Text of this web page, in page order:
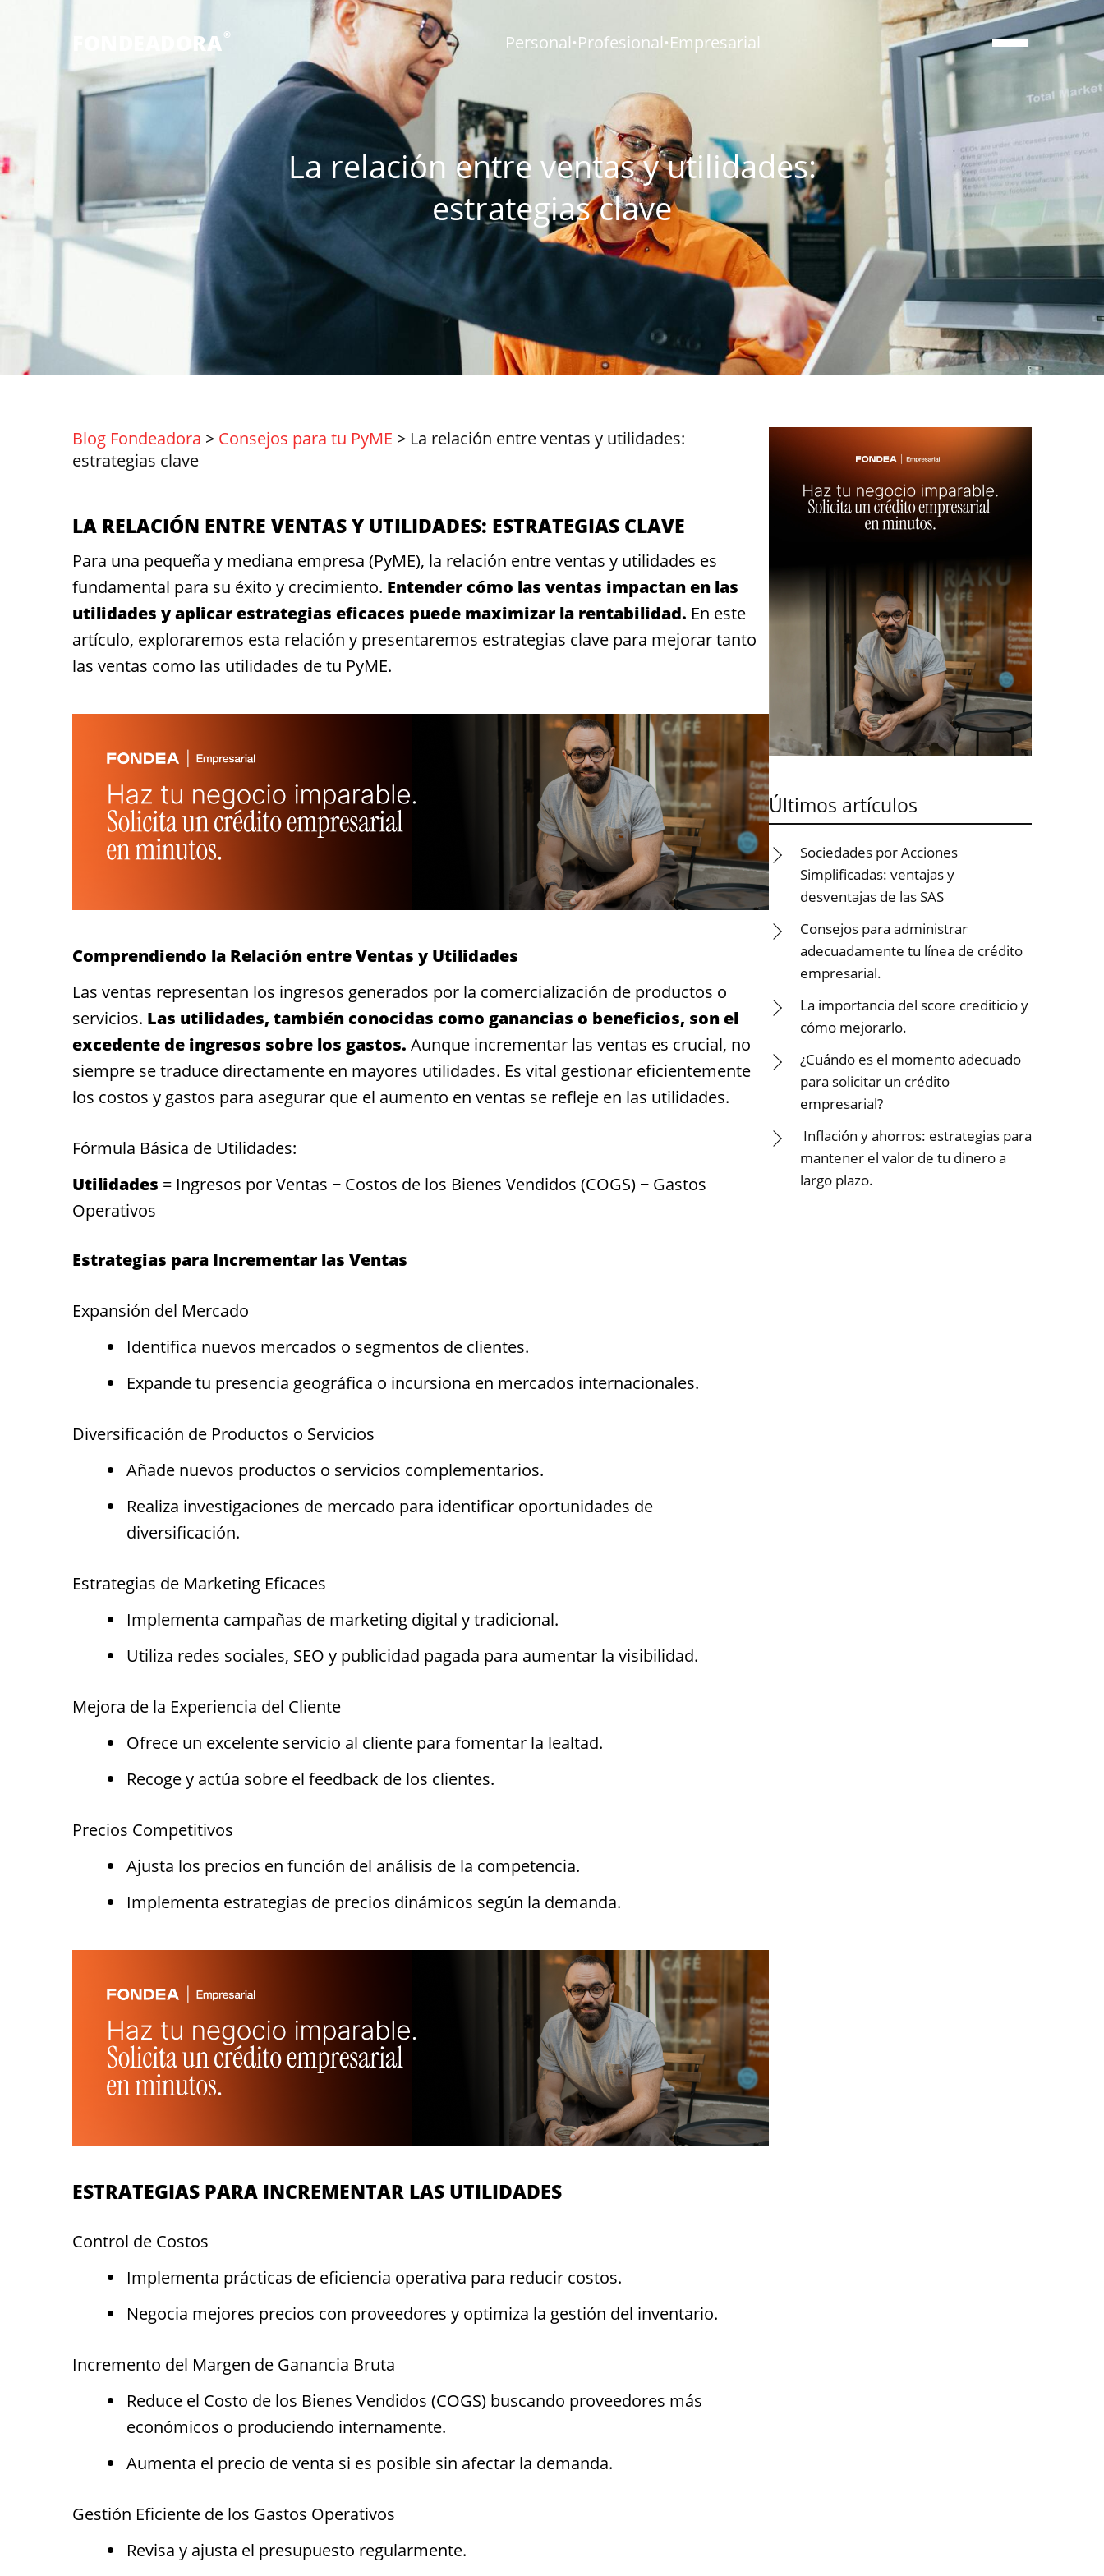
FONDEADORA ® Personal•Profesional•Empresarial
La relación entre ventas y utilidades:
estrategias clave
Blog Fondeadora > Consejos para tu PyME > La relación entre ventas y utilidades:
estrategias clave
LA RELACIÓN ENTRE VENTAS Y UTILIDADES: ESTRATEGIAS CLAVE
Para una pequeña y mediana empresa (PyME), la relación entre ventas y utilidades es
fundamental para su éxito y crecimiento. Entender cómo las ventas impactan en las
utilidades y aplicar estrategias eficaces puede maximizar la rentabilidad. En este
artículo, exploraremos esta relación y presentaremos estrategias clave para mejorar tanto
las ventas como las utilidades de tu PyME.
Comprendiendo la Relación entre Ventas y Utilidades
Las ventas representan los ingresos generados por la comercialización de productos o
servicios. Las utilidades, también conocidas como ganancias o beneficios, son el
excedente de ingresos sobre los gastos. Aunque incrementar las ventas es crucial, no
siempre se traduce directamente en mayores utilidades. Es vital gestionar eficientemente
los costos y gastos para asegurar que el aumento en ventas se refleje en las utilidades.
Fórmula Básica de Utilidades:
Utilidades = Ingresos por Ventas − Costos de los Bienes Vendidos (COGS) − Gastos
Operativos
Estrategias para Incrementar las Ventas
Expansión del Mercado
Identifica nuevos mercados o segmentos de clientes.
Expande tu presencia geográfica o incursiona en mercados internacionales.
Diversificación de Productos o Servicios
Añade nuevos productos o servicios complementarios.
Realiza investigaciones de mercado para identificar oportunidades de
diversificación.
Estrategias de Marketing Eficaces
Implementa campañas de marketing digital y tradicional.
Utiliza redes sociales, SEO y publicidad pagada para aumentar la visibilidad.
Mejora de la Experiencia del Cliente
Ofrece un excelente servicio al cliente para fomentar la lealtad.
Recoge y actúa sobre el feedback de los clientes.
Precios Competitivos
Ajusta los precios en función del análisis de la competencia.
Implementa estrategias de precios dinámicos según la demanda.
ESTRATEGIAS PARA INCREMENTAR LAS UTILIDADES
Control de Costos
Implementa prácticas de eficiencia operativa para reducir costos.
Negocia mejores precios con proveedores y optimiza la gestión del inventario.
Incremento del Margen de Ganancia Bruta
Reduce el Costo de los Bienes Vendidos (COGS) buscando proveedores más
económicos o produciendo internamente.
Aumenta el precio de venta si es posible sin afectar la demanda.
Gestión Eficiente de los Gastos Operativos
Revisa y ajusta el presupuesto regularmente.
Últimos artículos
Sociedades por Acciones
Simplificadas: ventajas y
desventajas de las SAS
Consejos para administrar
adecuadamente tu línea de crédito
empresarial.
La importancia del score crediticio y
cómo mejorarlo.
¿Cuándo es el momento adecuado
para solicitar un crédito
empresarial?
Inflación y ahorros: estrategias para
mantener el valor de tu dinero a
largo plazo.